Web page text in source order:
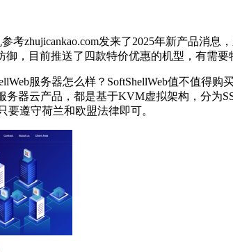
考zhujicankao.com发来了2025年新产品消息
御，目前推送了四款特价优惠的机型，有需要
服务器怎么样？SoftShellWeb值不值得
务器云产品，都是基于KVM虚拟架构，分为
要遵守荷兰和欧盟法律即可。